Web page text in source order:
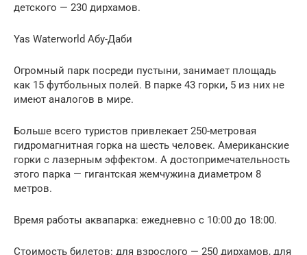
детского — 230 дирхамов.
Yas Waterworld Абу-Даби
Огромный парк посреди пустыни, занимает площадь
как 15 футбольных полей. В парке 43 горки, 5 из них не
имеют аналогов в мире.
Больше всего туристов привлекает 250-метровая
гидромагнитная горка на шесть человек. Американские
горки с лазерным эффектом. А достопримечательность
этого парка — гигантская жемчужина диаметром 8
метров.
Время работы аквапарка: ежедневно с 10:00 до 18:00.
Стоимость билетов: для взрослого — 250 дирхамов, для